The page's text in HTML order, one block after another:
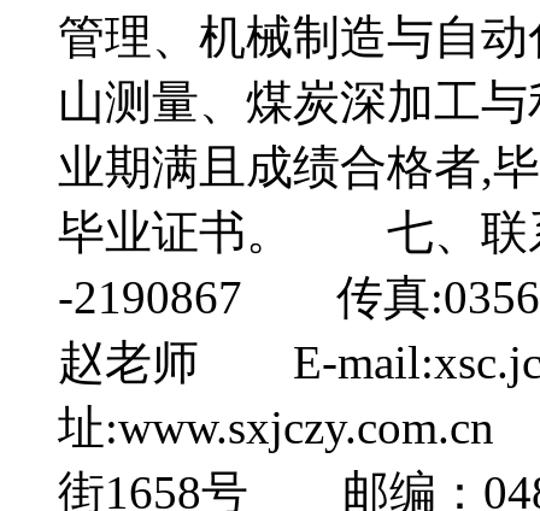
管理、机械制造与自
山测量、煤炭深加工
业期满且成绩合格者,
毕业证书。 七、联
-2190867 传真
赵老师 E-
址
街1658号 邮编：